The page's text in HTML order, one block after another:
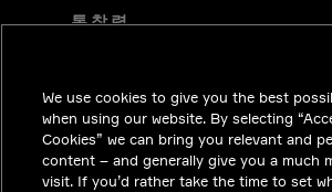
통찰력
커리어
투자자
뉴스 편집실
We use cookies to give you the best
when using our website. By selecting
Cookies” we can bring you relevant and
content – and generally give you a much
visit. If you’d rather take the time to set